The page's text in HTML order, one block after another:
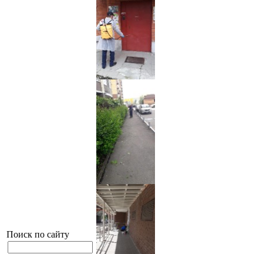
Поиск по сайту